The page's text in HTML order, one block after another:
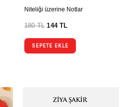
Niteliği üzerine Notlar
180TL 144TL
SEPETE EKLE